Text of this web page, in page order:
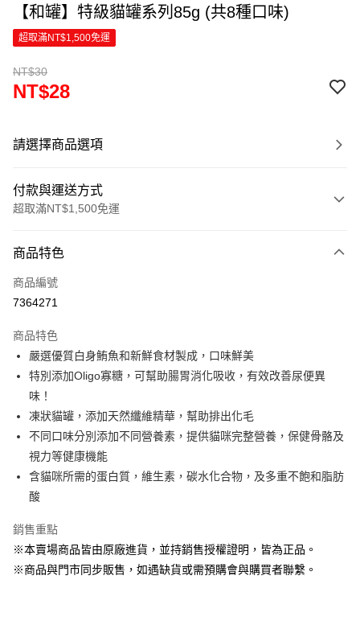
【和罐】特級貓罐系列85g (共8種口味)
超取滿NT$1,500免運
NT$30
NT$28
請選擇商品選項
付款與運送方式
超取滿NT$1,500免運
信用卡一次付款
超商取貨付款
Apple Pay
街口支付
悠遊付
Google Pay
ATM付款
貨到付款
【全家】取貨付款1500免運
商品特色
商品編號
7364271
商品特色
嚴選優質白身鮪魚和新鮮食材製成，口味鮮美
特別添加Oligo寡糖，可幫助腸胃消化吸收，有效改善尿便異
味！
凍狀貓罐，添加天然纖維精華，幫助排出化毛
不同口味分別添加不同營養素，提供貓咪完整營養，保健骨骼及
視力等健康機能
含貓咪所需的蛋白質，維生素，碳水化合物，及多重不飽和脂肪
酸
銷售重點
※本賣場商品皆由原廠進貨，並持銷售授權證明，皆為正品。
※商品與門市同步販售，如遇缺貨或需預購會與購買者聯繫。